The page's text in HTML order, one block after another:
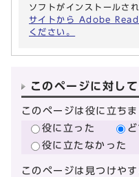
ソフトがインストールさ
サイトから Adobe
ください。
このページに対し
このページは役に立ちま
役に立った
役に立たなかった
このページは見つけや